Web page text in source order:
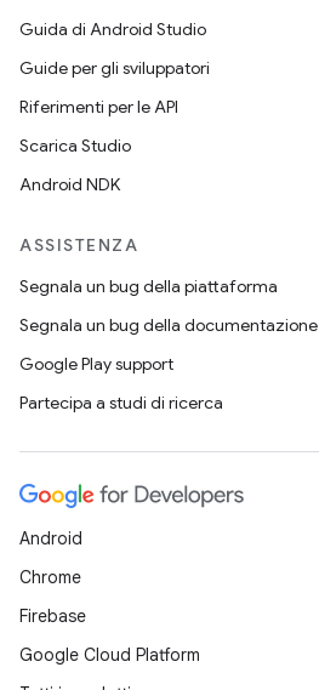
Guida di Android Studio
Guide per gli sviluppatori
Riferimenti per le API
Scarica Studio
Android NDK
ASSISTENZA
Segnala un bug della piattaforma
Segnala un bug della documentazione
Google Play support
Partecipa a studi di ricerca
Android
Chrome
Firebase
Google Cloud Platform